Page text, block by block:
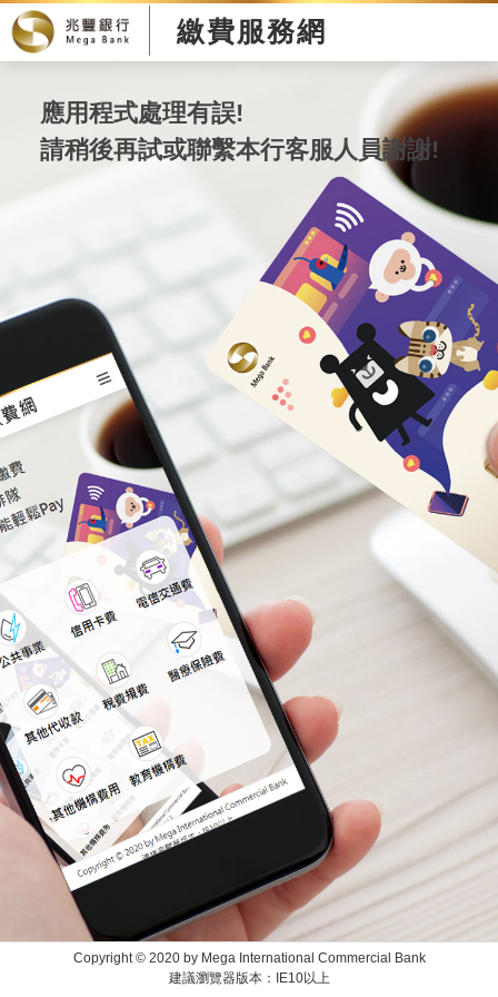
繳費服務網
應用程式處理有誤!
請稍後再試或聯繫本行客服人員謝謝!
Copyright © 2020 by Mega International Commercial Bank
建議瀏覽器版本：IE10以上